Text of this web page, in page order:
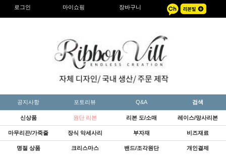
로그인 마이쇼핑 장바구니
공지사항 포토리뷰 Q&A 검색
신상품 원단 리본 리본 도/소매 레이스/망사리본
마무리끈/가죽줄 장식 악세사리 부자재 비즈재료
명절 상품 크리스마스 밴드/조각원단 개인결제